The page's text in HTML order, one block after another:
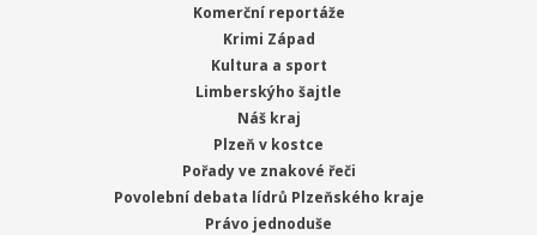
Komerční reportáže
Krimi Západ
Kultura a sport
Limberskýho šajtle
Náš kraj
Plzeň v kostce
Pořady ve znakové řeči
Povolební debata lídrů Plzeňského kraje
Právo jednoduše